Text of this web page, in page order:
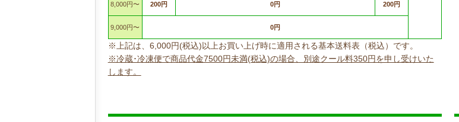
8,000円〜 200円 0円 200円
9,000円〜 0円
※上記は、6,000円(税込)以上お買い上げ時に適用される基本送料表（税込）です。
※冷蔵･冷凍便で商品代金7500円未満(税込)の場合、別途クール料350円を申し受けいた
します。